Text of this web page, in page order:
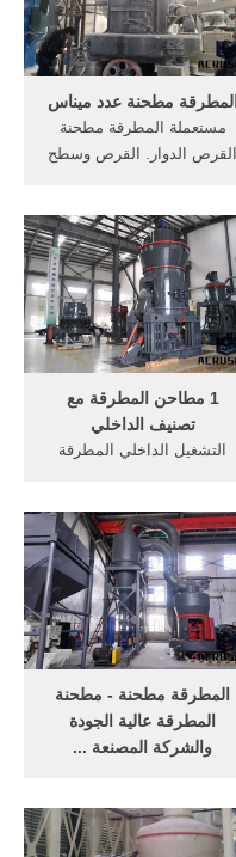
من unc أمريكا standard hss
6542 جعلت 32 .
المطرقة مطحنة عدد ميناس
مستعملة المطرقة مطحنة
القرص الدوار. القرص وسطح
حجر طحن القرص بسعر الجملة
من, Grinding Red Fife wheat
into flour usingyear old,,
الاسمنت بول مطحنة طحن
قانون وسائل الإعلام حساب;
مطرقة مطحنة للبيع في .
1 مطاحن المطرقة مع
تصنيف الداخلي
التشغيل الداخلي المطرقة
مسحوق الصغير المنتج
المطرقة مطحنة الحجر ...
الكسارة المطرقة صممه rbm
يناسب لإنتاج 0-3 ملم منتجات
مسحوق, غربال عالية ...
المطرقة مطحنة - مطحنة
المطرقة عالية الجودة
والشركة المصنعة ...
المصنعة Hammer Mill ومزود
خدمة tunkey مع أكثر من 70+